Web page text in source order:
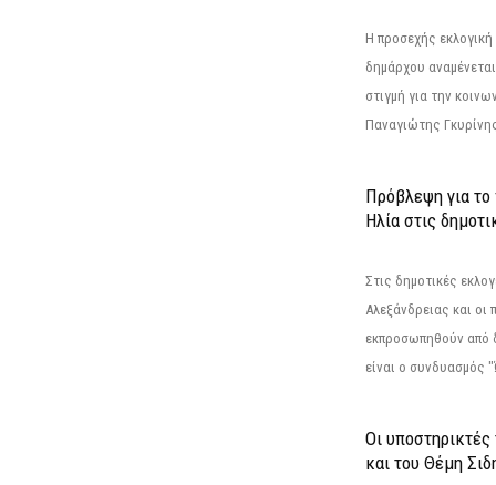
Η προσεχής
δημάρχου
στιγμή για την
Παναγιώτης
Πρόβλεψη για
Ηλία στις
Στις δημοτικές
Αλεξάνδρειας και οι
εκπροσωπηθούν από
είναι ο συνδυασμός
Οι
και του Θέμη